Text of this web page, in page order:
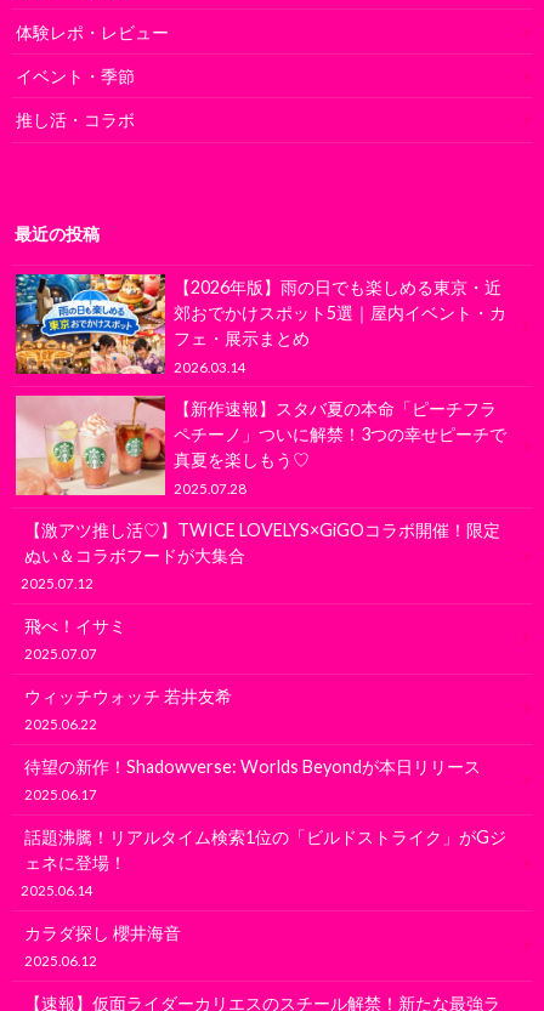
体験レポ・レビュー
イベント・季節
推し活・コラボ
最近の投稿
【2026年版】雨の日でも楽しめる東京・近
郊おでかけスポット5選｜屋内イベント・カ
フェ・展示まとめ
2026.03.14
【新作速報】スタバ夏の本命「ピーチフラ
ペチーノ」ついに解禁！3つの幸せピーチで
真夏を楽しもう♡
2025.07.28
【激アツ推し活♡】TWICE LOVELYS×GiGOコラボ開催！限定
ぬい＆コラボフードが大集合
2025.07.12
飛べ！イサミ
2025.07.07
ウィッチウォッチ 若井友希
2025.06.22
待望の新作！Shadowverse: Worlds Beyondが本日リリース
2025.06.17
話題沸騰！リアルタイム検索1位の「ビルドストライク」がGジ
ェネに登場！
2025.06.14
カラダ探し 櫻井海音
2025.06.12
【速報】仮面ライダーカリエスのスチール解禁！新たな最強ラ